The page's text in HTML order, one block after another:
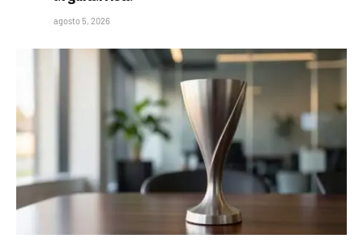
agosto 5, 2026